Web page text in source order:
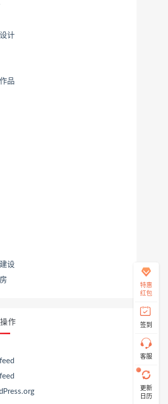
计
品
设
作
特惠
红包
签到
客服
接
说
出
您
的
求！
切
带
资
源
更新
日历